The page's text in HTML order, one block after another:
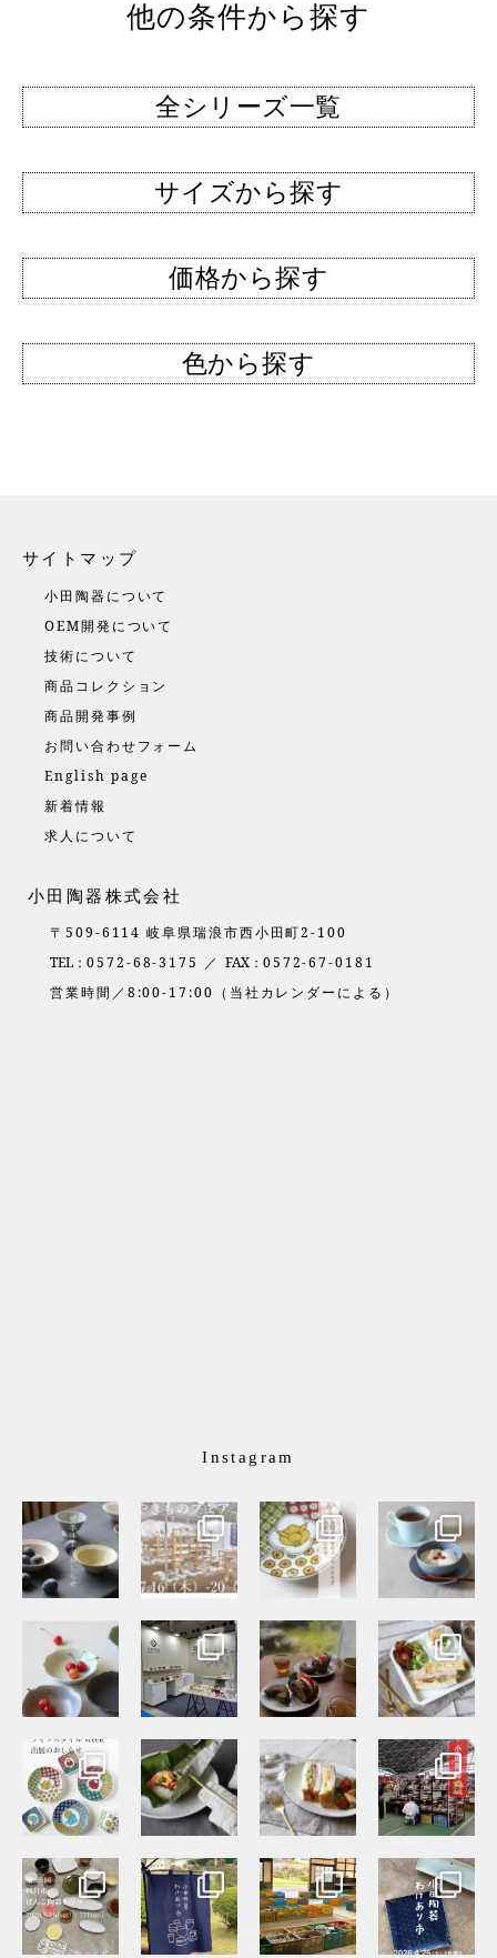
他の条件から探す
全シリーズ一覧
サイズから探す
価格から探す
色から探す
サイトマップ
小田陶器について
OEM開発について
技術について
商品コレクション
商品開発事例
お問い合わせフォーム
English page
新着情報
求人について
小田陶器株式会社
〒509-6114 岐阜県瑞浪市西小田町2-100
TEL： 0572-68-3175 ／ FAX： 0572-67-0181
営業時間／8:00-17:00（当社カレンダーによる）
Instagram